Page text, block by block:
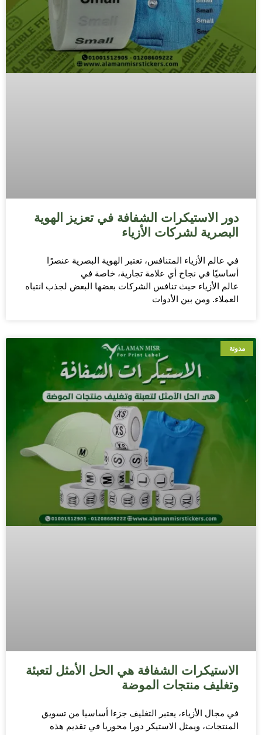
دور الاستيكرات الشفافة في تعزيز الهوية
البصرية لشركات الأزياء
في عالم الأزياء المتنافس، تعتبر الهوية البصرية عنصرًا
أساسيًا في نجاح أي علامة تجارية، خاصة في
عالم الأزياء حيث تنافس الشركات بعضها البعض لجذب انتباه
العملاء. ومن بين الأدوات
مدونة
الاستيكرات الشفافة هي الحل الأمثل لتعبئة
وتغليف منتجات الموضة
في مجال الأزياء، يعتبر التغليف جزءا أساسيا من تسويق
المنتجات، ويمثل الاستيكر دورا محوريا في تقديم هذه